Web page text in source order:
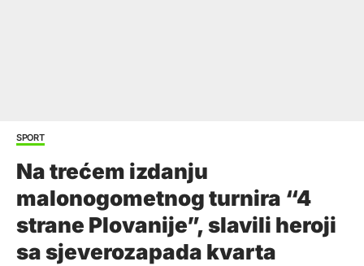
SPORT
Na trećem izdanju
malonogometnog turnira “4
strane Plovanije”, slavili heroji
sa sjeverozapada kvarta